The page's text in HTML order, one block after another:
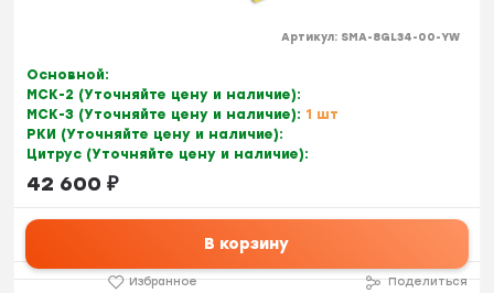
Артикул: SMA-8GL34-00-YW
Основной:
МСК-2 (Уточняйте цену и наличие):
МСК-3 (Уточняйте цену и наличие): 1 шт
РКИ (Уточняйте цену и наличие):
Цитрус (Уточняйте цену и наличие):
42 600 ₽
В корзину
Избранное Поделиться